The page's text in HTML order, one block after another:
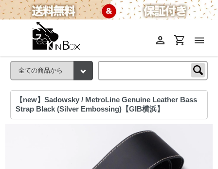
menu
shopping_cart
person
【new】Sadowsky / MetroLine Genuine Leather Bass
Strap Black (Silver Embossing)【GIB横浜】